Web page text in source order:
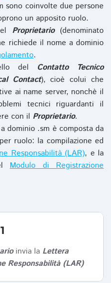
sono coinvolte due persone
un apposito ruolo.
Proprietario(denominato
richiede il nome a dominio
.
del Contatto Tecnico
Contact), cioè colui che
ai name server, nonchè il
tecnici riguardanti il
con il Proprietario.
dominio .sm è composta da
ruolo: la compilazione ed
Responsabilità (LAR), e la
Modulo di Registrazione
invia la Lettera
Responsabilità (LAR)